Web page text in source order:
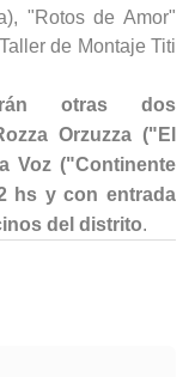
"Rotos de Amor"
de Montaje Titi
otras dos
Orzuzza ("El
Voz ("Continente
hs y con entrada
del distrito.